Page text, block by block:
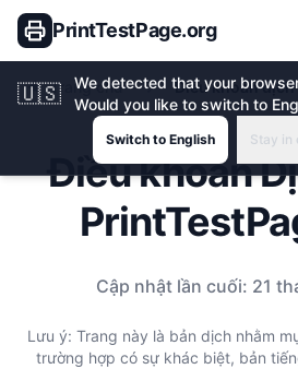
PrintTestPage.org
🇺🇸
We detected that your
Would you like to switch to
Switch to English Stay in
Trang chủ Điều khoản dịch
Điều khoản
Cập nhật lần cuối: 21
Lưu ý: Trang này là bản dịch nhằm
trường hợp có sự khác biệt, bản